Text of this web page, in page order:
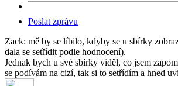
Poslat zprávu
Zack: mě by se líbilo, kdyby se u sbírky
dala se setřídit podle hodnocení).
Jednak bych u své sbírky viděl, co jsem
se podívám na cizí, tak si to setřídím a hned